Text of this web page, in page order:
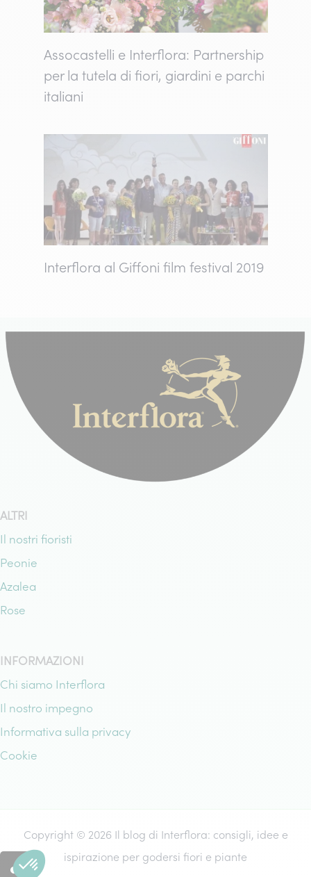
Assocastelli e Interflora: Partnership
per la tutela di fiori, giardini e parchi
italiani
Interflora al Giffoni film festival 2019
ALTRI
Il nostri fioristi
Peonie
Azalea
Rose
INFORMAZIONI
Chi siamo Interflora
Il nostro impegno
Informativa sulla privacy
Cookie
Copyright © 2026 Il blog di Interflora: consigli, idee e
ispirazione per godersi fiori e piante